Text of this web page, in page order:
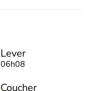
Lever
06h08
Coucher